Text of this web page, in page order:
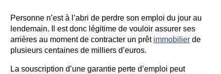
Personne n’est à l’abri de perdre son emploi du jour au
lendemain. Il est donc légitime de vouloir assurer ses
arrières au moment de contracter un prêt immobilier de
plusieurs centaines de milliers d’euros.
La souscription d’une garantie perte d’emploi peut